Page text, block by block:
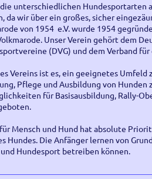
unterschiedlichen Hundesportarten
da wir über ein großes, sicher
von 1954 e.V. wurde 1954
Unser Verein gehört dem
(DVG) und dem Verband
Vereins ist es, ein geeignetes
Pflege und Ausbildung von Hunden
für Basisausbildung, Rally-
Mensch und Hund hat absolute
Hundes. Die Anfänger lernen von
Hundesport betreiben können.